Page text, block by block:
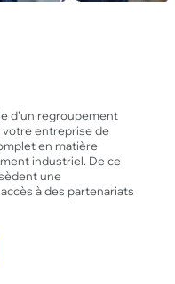
d’un regroupement
votre entreprise de
en matière
industriel. De ce
une
à des partenariats